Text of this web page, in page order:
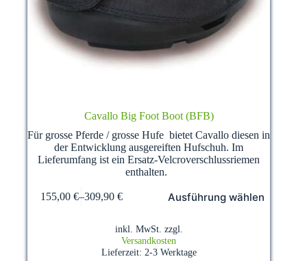
Cavallo Big Foot Boot (BFB)
Für grosse Pferde / grosse Hufe bietet Cavallo diesen in
der Entwicklung ausgereiften Hufschuh. Im
Lieferumfang ist ein Ersatz-Velcroverschlussriemen
enthalten.
155,00 €–309,90 € Ausführung wählen
Produkt
inkl. MwSt. zzgl.
Versandkosten
Lieferzeit: 2-3 Werktage